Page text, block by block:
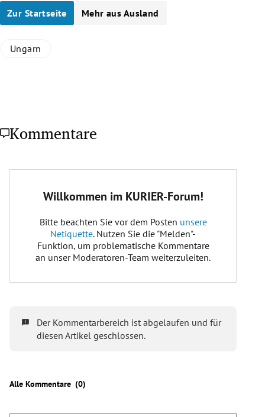
Zur Startseite Mehr aus Ausland
Ungarn
Kommentare